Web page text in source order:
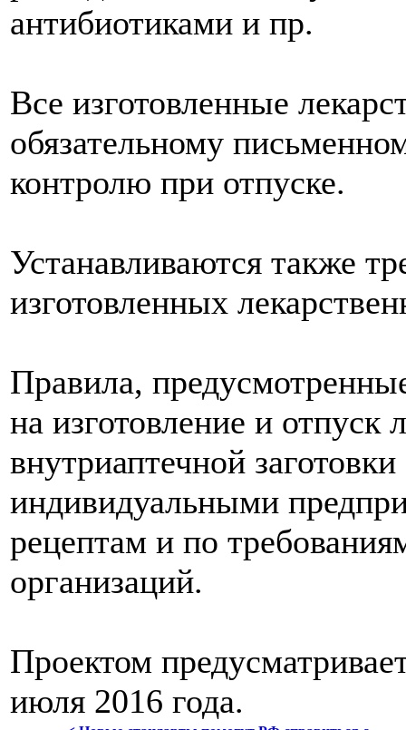
антибиотиками и пр.
Все изготовленные
обязательному
контролю при отпуске.
Устанавливаются также
изготовленных
Правила,
на изготовление и отпуск
внутриаптечной
индивидуальными
рецептам и по
организаций.
Проектом
июля 2016 года.